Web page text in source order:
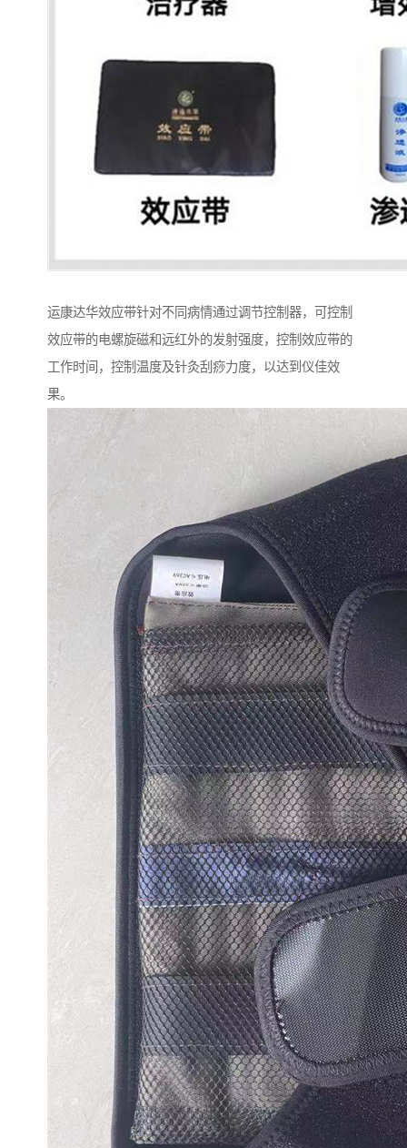
运康达华效应带针对不同病情通过调节控制器，可控制
效应带的电螺旋磁和远红外的发射强度，控制效应带的
工作时间，控制温度及针灸刮痧力度，以达到仪佳效
果。